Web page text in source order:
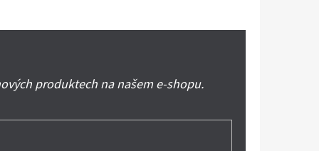
produktech na našem e-shopu.